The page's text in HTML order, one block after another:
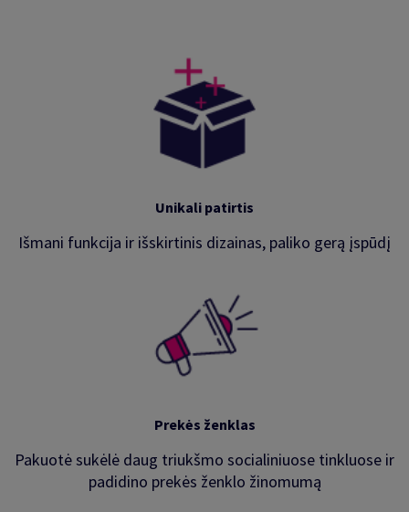
Unikali patirtis
Išmani funkcija ir išskirtinis dizainas, paliko gerą įspūdį
Prekės ženklas
Pakuotė sukėlė daug triukšmo socialiniuose tinkluose ir
padidino prekės ženklo žinomumą